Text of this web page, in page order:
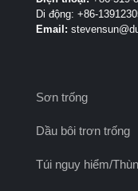
Di động: +86-
Email:
Sơn trống
Dầu bôi trơn trống
Túi nguy hiểm/